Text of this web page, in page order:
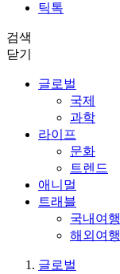
틱톡
검색
닫기
글로벌
국제
과학
라이프
문화
트렌드
애니멀
트래블
국내여행
해외여행
글로벌